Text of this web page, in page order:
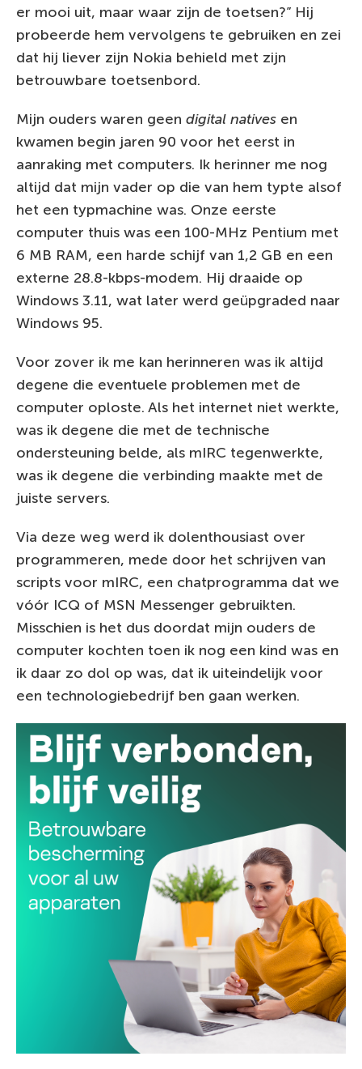
er mooi uit, maar waar zijn de toetsen?” Hij
probeerde hem vervolgens te gebruiken en zei
dat hij liever zijn Nokia behield met zijn
betrouwbare toetsenbord.
Mijn ouders waren geen digital natives en
kwamen begin jaren 90 voor het eerst in
aanraking met computers. Ik herinner me nog
altijd dat mijn vader op die van hem typte alsof
het een typmachine was. Onze eerste
computer thuis was een 100-MHz Pentium met
6 MB RAM, een harde schijf van 1,2 GB en een
externe 28.8-kbps-modem. Hij draaide op
Windows 3.11, wat later werd geüpgraded naar
Windows 95.
Voor zover ik me kan herinneren was ik altijd
degene die eventuele problemen met de
computer oploste. Als het internet niet werkte,
was ik degene die met de technische
ondersteuning belde, als mIRC tegenwerkte,
was ik degene die verbinding maakte met de
juiste servers.
Via deze weg werd ik dolenthousiast over
programmeren, mede door het schrijven van
scripts voor mIRC, een chatprogramma dat we
vóór ICQ of MSN Messenger gebruikten.
Misschien is het dus doordat mijn ouders de
computer kochten toen ik nog een kind was en
ik daar zo dol op was, dat ik uiteindelijk voor
een technologiebedrijf ben gaan werken.